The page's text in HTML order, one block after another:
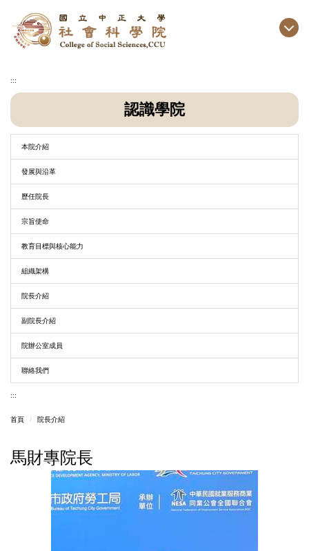
主
:::
認識學院
本院介紹
發展與沿革
歷任院長
宗旨使命
教育目標與核心能力
組織架構
院長介紹
副院長介紹
院辦公室成員
聯絡我們
:::
首頁 院長介紹
馬財專院長